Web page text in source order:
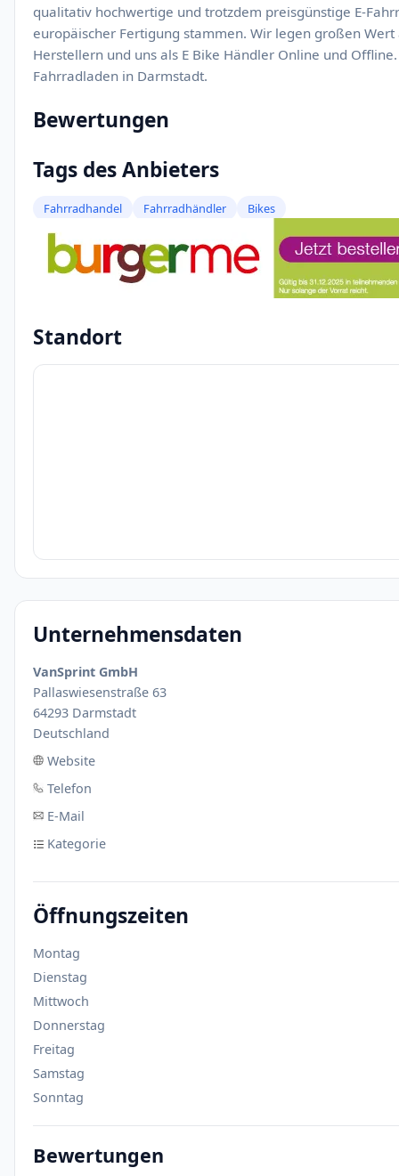
qualitativ hochwertige und trotzdem preisgünstige E-
europäischer Fertigung stammen. Wir legen großen
Herstellern und uns als E Bike Händler Online und
Fahrradladen in Darmstadt.
Bewertungen
Tags des Anbieters
Fahrradhandel Fahrradhändler Bikes
Standort
Unternehmensdaten
VanSprint GmbH
Pallaswiesenstraße 63
64293 Darmstadt
Deutschland
Website
Telefon
E-Mail
Kategorie
Öffnungszeiten
Montag
Dienstag
Mittwoch
Donnerstag
Freitag
Samstag
Sonntag
Bewertungen